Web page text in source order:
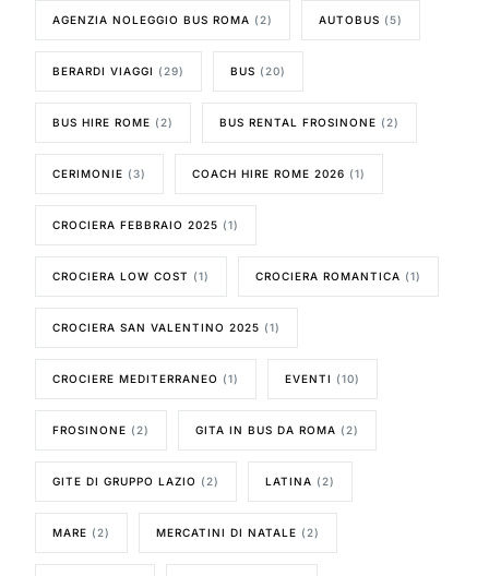
AGENZIA NOLEGGIO BUS ROMA (2) AUTOBUS (5)
BERARDI VIAGGI (29) BUS (20)
BUS HIRE ROME (2) BUS RENTAL FROSINONE (2)
CERIMONIE (3) COACH HIRE ROME 2026 (1)
CROCIERA FEBBRAIO 2025 (1)
CROCIERA LOW COST (1) CROCIERA ROMANTICA (1)
CROCIERA SAN VALENTINO 2025 (1)
CROCIERE MEDITERRANEO (1) EVENTI (10)
FROSINONE (2) GITA IN BUS DA ROMA (2)
GITE DI GRUPPO LAZIO (2) LATINA (2)
MARE (2) MERCATINI DI NATALE (2)